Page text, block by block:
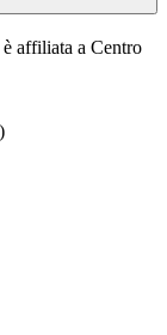
affiliata a Centro